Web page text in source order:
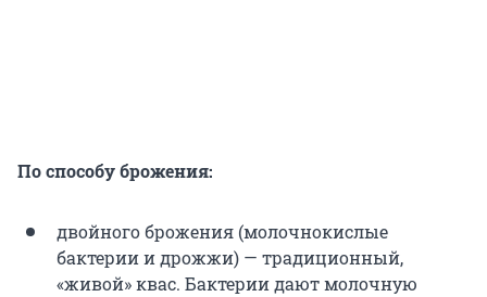
По способу брожения:
двойного брожения (молочнокислые
бактерии и дрожжи) — традиционный,
«живой» квас. Бактерии дают молочную